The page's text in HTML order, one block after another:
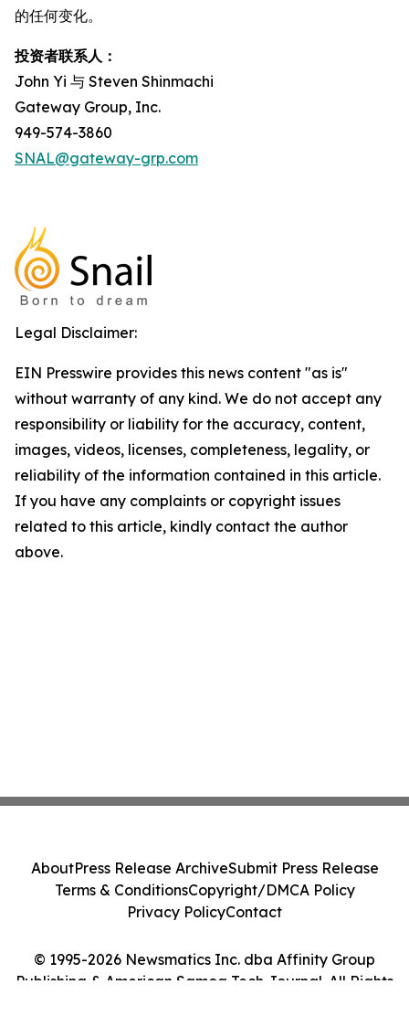
的任何变化。
投资者联系人：
John Yi 与 Steven Shinmachi
Gateway Group, Inc.
949-574-3860
SNAL@gateway-grp.com
Legal Disclaimer:
EIN Presswire provides this news content "as is"
without warranty of any kind. We do not accept any
responsibility or liability for the accuracy, content,
images, videos, licenses, completeness, legality, or
reliability of the information contained in this article.
If you have any complaints or copyright issues
related to this article, kindly contact the author
above.
© 1995-2026 Newsmatics Inc. dba Affinity Group
Publishing & American Samoa Tech Journal. All Rights
AboutPress Release ArchiveSubmit Press Release
Terms & ConditionsCopyright/DMCA Policy
Privacy PolicyContact